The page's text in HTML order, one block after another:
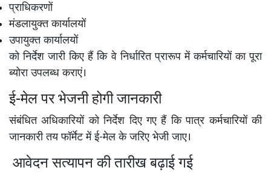
प्राधिकरणों
मंडलायुक्त कार्यालयों
उपायुक्त कार्यालयों
को निर्देश जारी किए हैं कि वे निर्धारित प्रारूप में कर्मचारियों का पूरा
ब्योरा उपलब्ध कराएं।
ई-मेल पर भेजनी होगी जानकारी
संबंधित अधिकारियों को निर्देश दिए गए हैं कि पात्र कर्मचारियों की
जानकारी तय फॉर्मेट में ई-मेल के जरिए भेजी जाए।
आवेदन सत्यापन की तारीख बढ़ाई गई